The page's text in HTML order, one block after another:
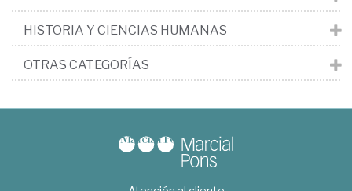
HISTORIA Y CIENCIAS HUMANAS
OTRAS CATEGORÍAS